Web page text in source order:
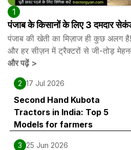
1
पंजाब के किसानों के लिए 3 दमदार
पंजाब की खेती का मिज़ाज ही कुछ अलग
और हर सीज़न में ट्रैक्टरों से जी-तोड़
और पढ़ें>
2 17 Jul 2026
Second Hand Kubota
Tractors in India: Top 5
Models for farmers
3 25 Jun 2026